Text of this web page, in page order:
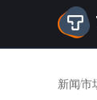
新闻市